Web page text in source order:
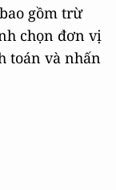
gồm trừ
chọn đơn vị
toán và nhấn